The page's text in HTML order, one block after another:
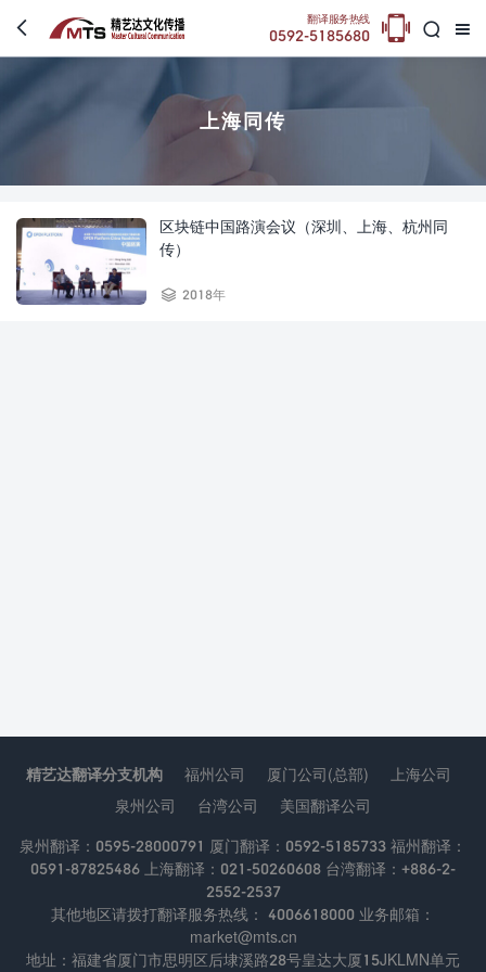
 

翻译服务热线
0592-5185680 
上海同传
区块链中国路演会议（深圳、上海、杭州同
传）
 2018年
精艺达翻译分支机构 福州公司 厦门公司(总部)
上海公司
泉州公司
台湾公司 美国翻译公司
泉州翻译：0595-28000791 厦门翻译：0592-5185733 福州翻译：
0591-87825486 上海翻译：021-50260608 台湾翻译：+886-2-
2552-2537
其他地区请拨打翻译服务热线： 4006618000 业务邮箱：
market@mts.cn
地址：福建省厦门市思明区后埭溪路28号皇达大厦15JKLMN单元